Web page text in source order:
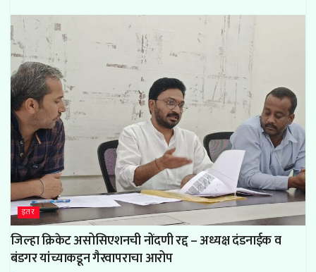
इतर
जिल्हा क्रिकेट असोसिएशनची नोंदणी रद्द – अध्यक्ष दंडनाईक व
बंडगर यांच्याकडून गैरवापराचा आरोप